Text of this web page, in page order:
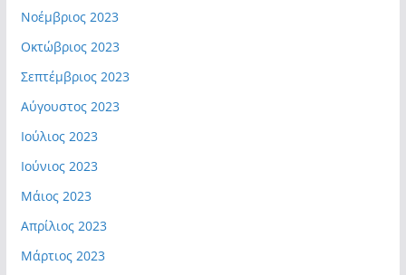
Νοέμβριος 2023
Οκτώβριος 2023
Σεπτέμβριος 2023
Αύγουστος 2023
Ιούλιος 2023
Ιούνιος 2023
Μάιος 2023
Απρίλιος 2023
Μάρτιος 2023